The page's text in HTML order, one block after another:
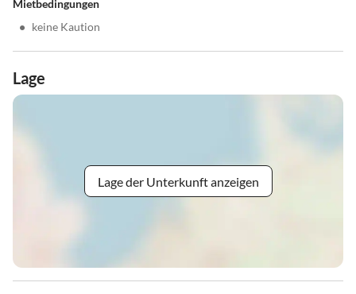
Mietbedingungen
• keine Kaution
Lage
Lage der Unterkunft anzeigen